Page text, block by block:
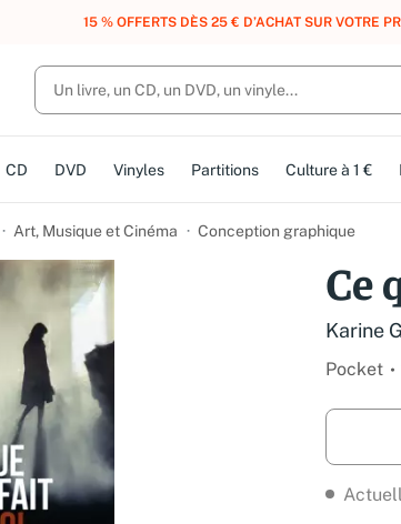
UN ACHAT, DES POINTS, DES RÉCOMPENSES :REJOIGNEZ
CD DVD Vinyles Partitions Culture à 1 €
Art, Musique et Cinéma Conception graphique
Ce
Karine
Pocket